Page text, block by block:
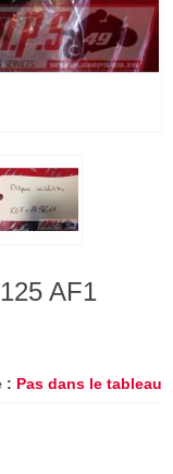
AF1
: Pas dans le tableau